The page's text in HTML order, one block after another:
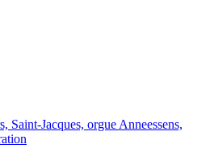
Saint-Jacques, orgue Anneessens,